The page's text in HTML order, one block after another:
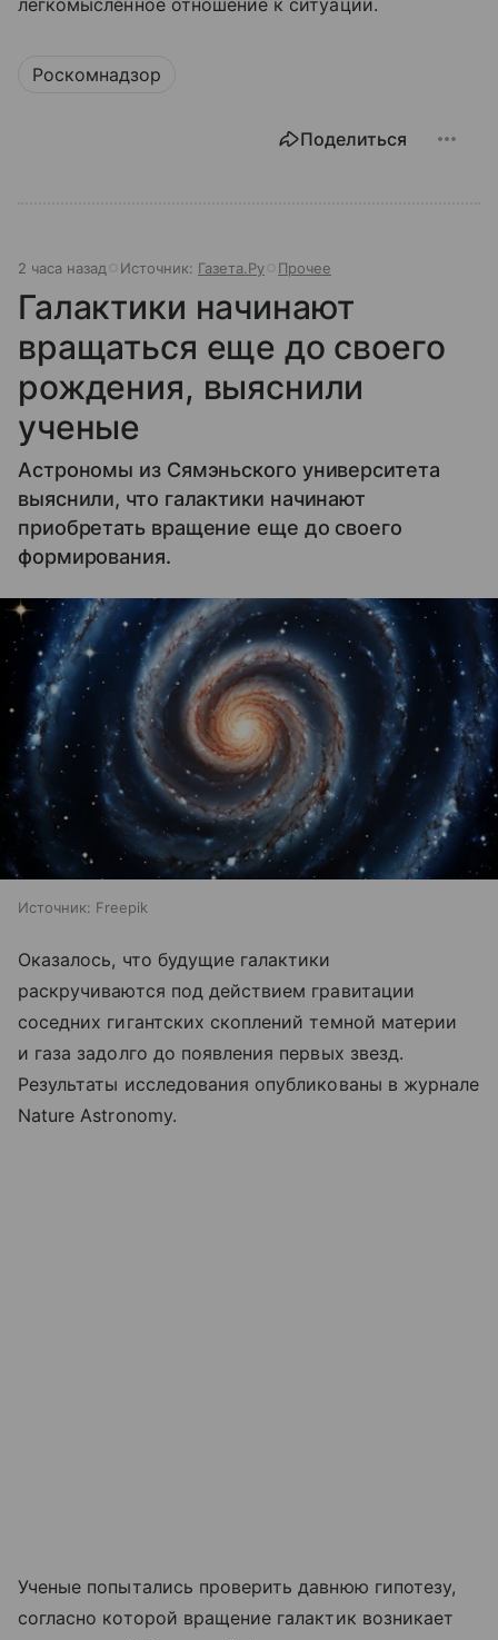
легкомысленное отношение к ситуации.
Роскомнадзор
Поделиться
2 часа назад Источник: Газета.Ру Прочее
Галактики начинают
вращаться еще до своего
рождения, выяснили
ученые
Астрономы из Сямэньского университета
выяснили, что галактики начинают
приобретать вращение еще до своего
формирования.
Источник: Freepik
Оказалось, что будущие галактики
раскручиваются под действием гравитации
соседних гигантских скоплений темной материи
и газа задолго до появления первых звезд.
Результаты исследования опубликованы в журнале
Nature Astronomy.
Ученые попытались проверить давнюю гипотезу,
согласно которой вращение галактик возникает